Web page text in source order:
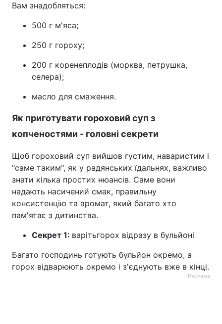
Вам знадобляться:
500 г м'яса;
250 г гороху;
200 г коренеплодів (морква, петрушка,
селера);
масло для смаження.
Як приготувати гороховий суп з
копченостями - головні секрети
Щоб гороховий суп вийшов густим, наваристим і
"саме таким", як у радянських їдальнях, важливо
знати кілька простих нюансів. Саме вони
надають насичений смак, правильну
консистенцію та аромат, який багато хто
пам'ятає з дитинства.
Секрет 1: варітьгорох відразу в бульйоні
Багато господинь готують бульйон окремо, а
горох відварюють окремо і з'єднують вже в кінці.
Реклама